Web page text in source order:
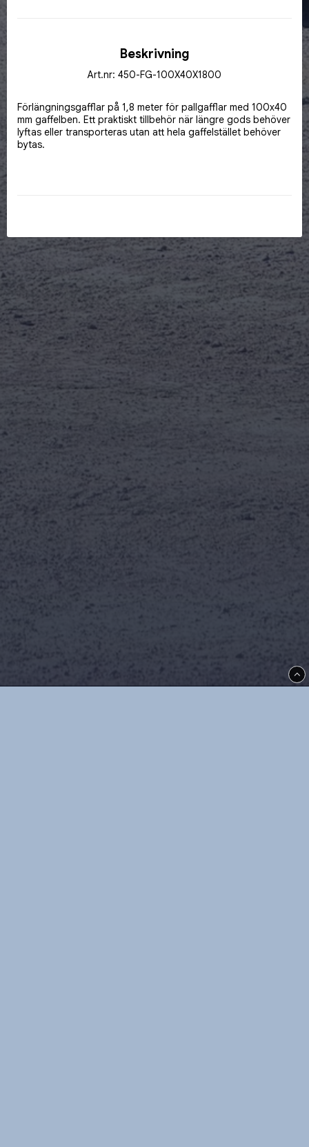
Beskrivning
Art.nr: 450-FG-100X40X1800
Förlängningsgafflar på 1,8 meter för pallgafflar med 100x40
mm gaffelben. Ett praktiskt tillbehör när längre gods behöver
lyftas eller transporteras utan att hela gaffelstället behöver
bytas.